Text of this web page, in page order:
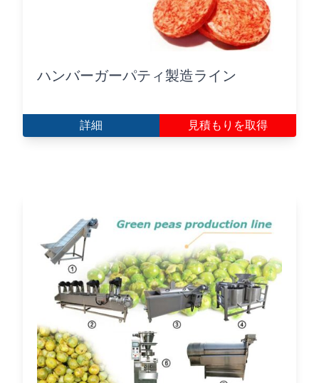
ハンバーガーパティ製造ライン
詳細 見積もりを取得